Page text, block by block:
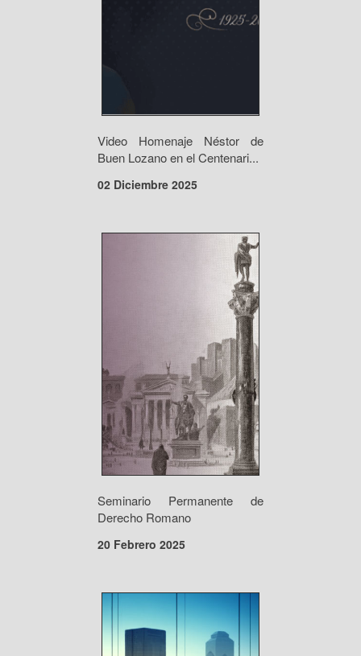
Video Homenaje Néstor de
Buen Lozano en el Centenari...
02 Diciembre 2025
Seminario Permanente de
Derecho Romano
20 Febrero 2025